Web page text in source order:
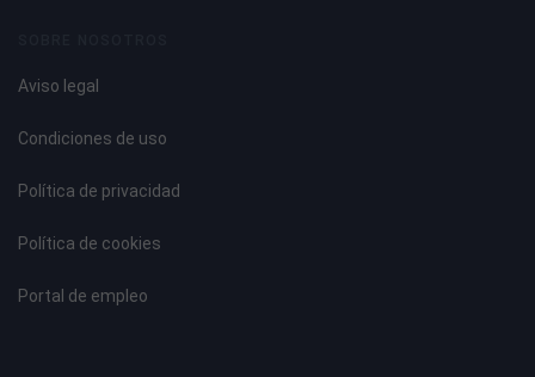
Aviso legal
Condiciones de uso
Política de privacidad
Política de cookies
Portal de empleo